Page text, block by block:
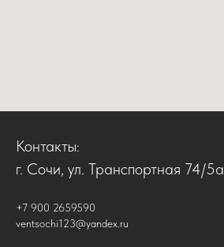
Контакты:
г. Сочи, ул. Транспортная 74/5а
+7 900 2659590
ventsochi123@yandex.ru